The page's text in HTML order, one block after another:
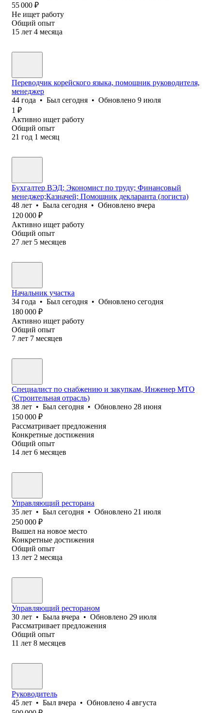
55 000 ₽
Не ищет работу
Общий опыт
15 лет 4 месяца
Переводчик корейского языка, помощник руководителя,
менеджер
44 года • Был сегодня • Обновлено 9 июля
1 ₽
Активно ищет работу
Общий опыт
21 год 1 месяц
Бухгалтер ВЭД; Экономист по труду; Финансовый
менеджер;Казначей; Помощник декларанта (логиста)
48 лет • Была сегодня • Обновлено вчера
120 000 ₽
Активно ищет работу
Общий опыт
27 лет 5 месяцев
Начальник участка
34 года • Был сегодня • Обновлено сегодня
180 000 ₽
Активно ищет работу
Общий опыт
7 лет 7 месяцев
Специалист по снабжению и закупкам, Инженер МТО
(Строительная отрасль)
38 лет • Был сегодня • Обновлено 28 июня
150 000 ₽
Рассматривает предложения
Конкретные достижения
Общий опыт
14 лет 6 месяцев
Управляющий ресторана
35 лет • Был сегодня • Обновлено 21 июля
250 000 ₽
Вышел на новое место
Конкретные достижения
Общий опыт
13 лет 2 месяца
Управляющий рестораном
30 лет • Была вчера • Обновлено 29 июля
Рассматривает предложения
Общий опыт
11 лет 8 месяцев
Руководитель
45 лет • Был вчера • Обновлено 4 августа